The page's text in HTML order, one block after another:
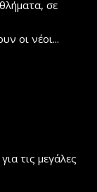
σε
οι νέοι...
τις μεγάλες